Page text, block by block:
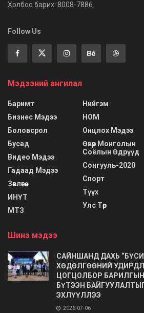
Холбоо барих: 8008-7886
Follow Us
Мэдээний ангилал
Баримт
Бизнес Мэдээ
Боловсрол
Бусад
Видео Мэдээ
Гадаад Мэдээ
Зөвлөгөө
ИНҮТ
МТЗ
Нийгэм
НОМ
Онцлох Мэдээ
Өвөр Монголын
Соёлын Өдрүүд
Сонгууль-2020
Спорт
Түүх
Улс Төр
Шинэ мэдээ
САЙНШАНД ДАХЬ
ХӨДӨЛГӨӨНИЙ
ЦОГЦОЛБОР
БҮТЭЭН
ЭХЛҮҮЛЛЭЭ
2026-07-06